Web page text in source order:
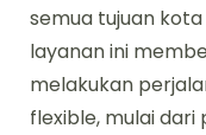
semua tujuan kota
layanan ini
melakukan
flexible, mulai dari